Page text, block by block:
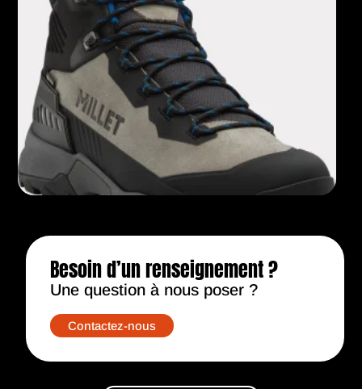
Besoin d’un renseignement ?​
Une question à nous poser ?​
Contactez-nous